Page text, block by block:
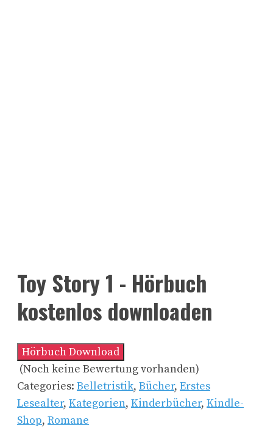
Toy Story 1 - Hörbuch
kostenlos downloaden
Hörbuch Download
(Noch keine Bewertung vorhanden)
Categories: Belletristik, Bücher, Erstes
Lesealter, Kategorien, Kinderbücher, Kindle-
Shop, Romane